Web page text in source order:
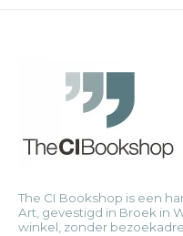
The CI Bookshop is een
Art, gevestigd in Broek in
winkel, zonder